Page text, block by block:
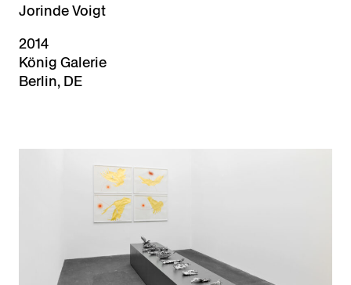
Jorinde Voigt
2014
König Galerie
Berlin, DE